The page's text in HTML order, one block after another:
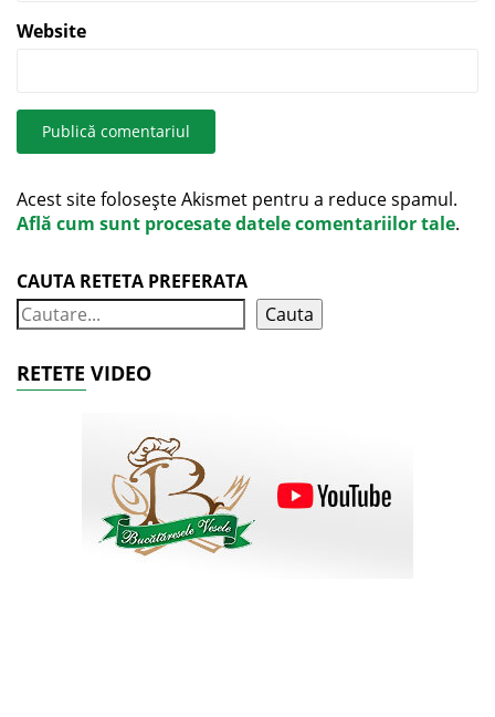
Website
Acest site folosește Akismet pentru a reduce spamul.
Află cum sunt procesate datele comentariilor tale.
CAUTA RETETA PREFERATA
Cauta
RETETE VIDEO